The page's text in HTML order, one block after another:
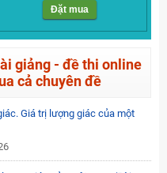
Đặt mua
giảng - đề thi online
cả chuyên đề
Giá trị lượng giác của một